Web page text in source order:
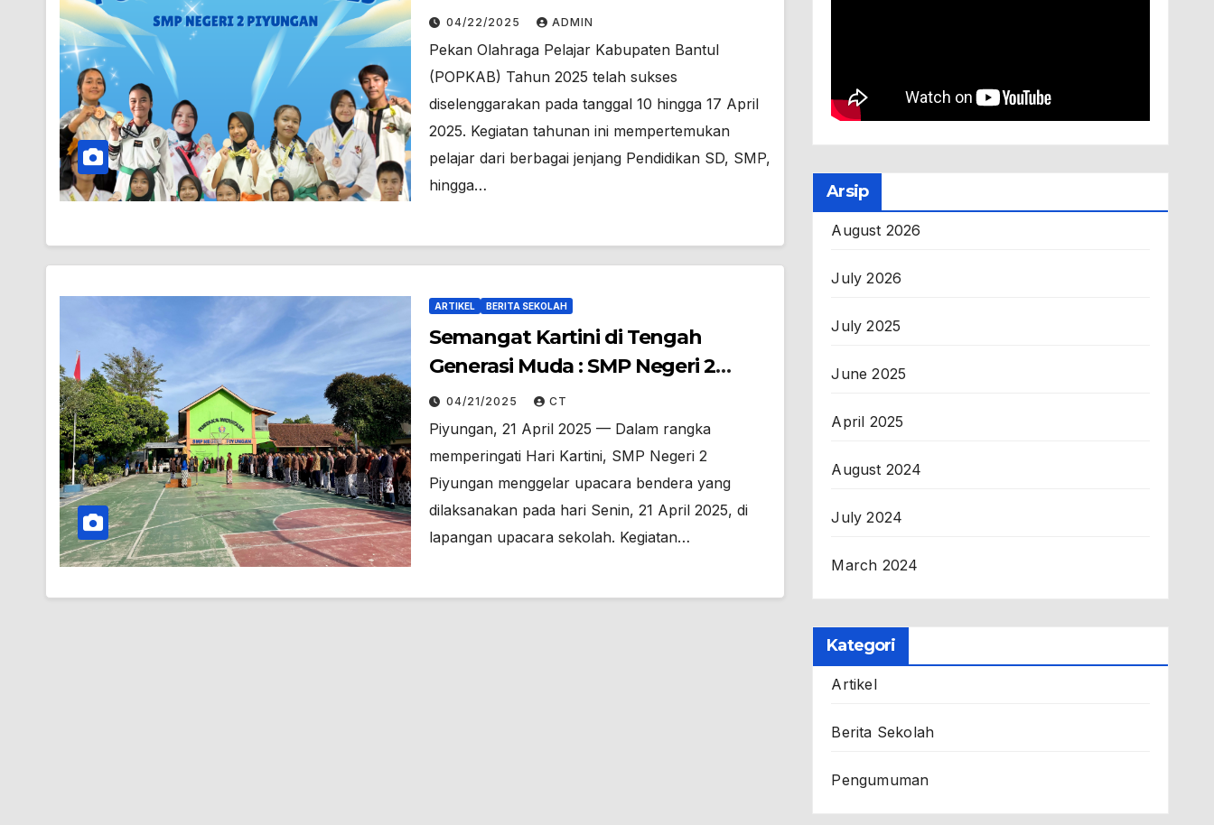
(POPKAB) Tahun 2025 SMP Negeri
2 Piyungan
04/22/2025 ADMIN
Pekan Olahraga Pelajar Kabupaten Bantul
(POPKAB) Tahun 2025 telah sukses
diselenggarakan pada tanggal 10 hingga 17 April
2025. Kegiatan tahunan ini mempertemukan
pelajar dari berbagai jenjang Pendidikan SD, SMP,
hingga…
ARTIKEL BERITA SEKOLAH
Semangat Kartini di Tengah
Generasi Muda : SMP Negeri 2
Piyungan Gelar Upacara
Peringatan Hari Kartini
04/21/2025 CT
Piyungan, 21 April 2025 — Dalam rangka
memperingati Hari Kartini, SMP Negeri 2
Piyungan menggelar upacara bendera yang
dilaksanakan pada hari Senin, 21 April 2025, di
lapangan upacara sekolah. Kegiatan…
Arsip
August 2026
July 2026
July 2025
June 2025
April 2025
August 2024
July 2024
March 2024
Kategori
Artikel
Berita Sekolah
Pengumuman